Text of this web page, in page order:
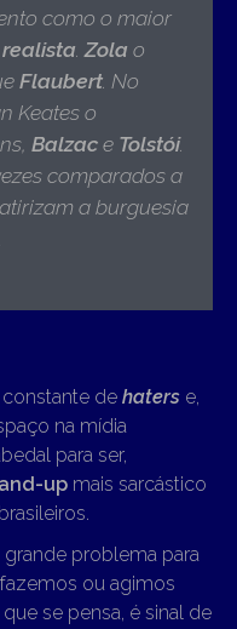
como o maior
Zola o
Flaubert . No
Keates o
Balzac e Tolstói.
comparados a
a burguesia
constante de haters e,
na mídia
para ser,
up mais sarcástico
problema para
ou agimos
se pensa, é sinal de